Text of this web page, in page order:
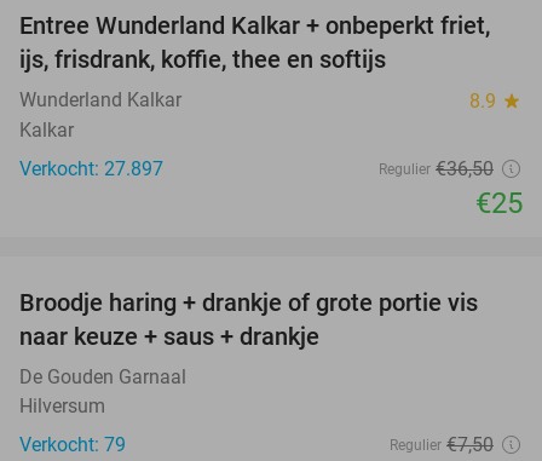
32%
Entree Wunderland Kalkar + onbeperkt friet,
ijs, frisdrank, koffie, thee en softijs
Wunderland Kalkar 8.9 star
Kalkar
Verkocht: 27.897
Regulier €36,50
€25
40%
Broodje haring + drankje of grote portie vis
naar keuze + saus + drankje
De Gouden Garnaal
Hilversum
Verkocht: 79
Regulier €7,50